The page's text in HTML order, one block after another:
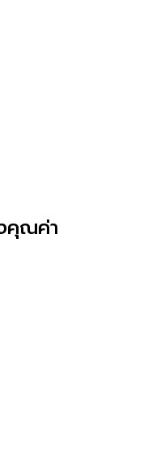
คุณค่า